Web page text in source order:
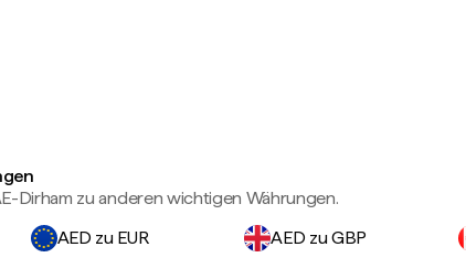
Dirham zu anderen wichtigen Währungen.
AED zu EUR AED zu GBP